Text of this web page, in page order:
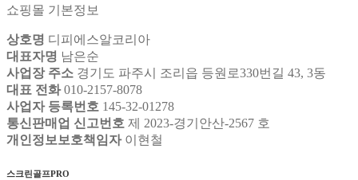
쇼핑몰 기본정보
상호명 디피에스알코리아
대표자명 남은순
사업장 주소 경기도 파주시 조리읍 등원로330번길 43, 3동
대표 전화010-2157-8078
사업자 등록번호 145-32-01278
통신판매업 신고번호 제 2023-경기안산-2567 호
개인정보보호책임자이현철
스크린골프PRO